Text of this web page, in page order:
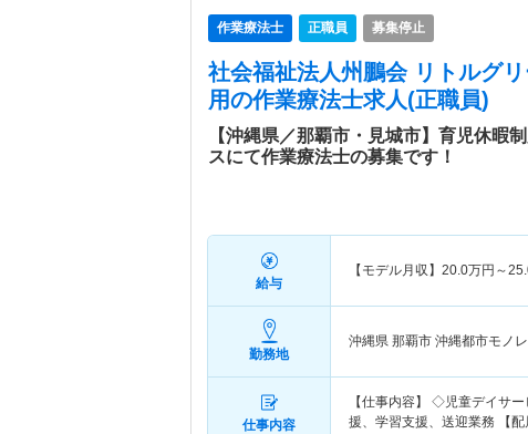
作業療法士 正職員 募集停止
社会福祉法人州鵬会 リトルグ
用の作業療法士求人(正職員)
【沖縄県／那覇市・見城市】育児休暇
スにて作業療法士の募集です！
給与
【モデル月収】 20.0万円～
勤務地
沖縄県 那覇市 沖縄都市モノ
仕事内容
【仕事内容】 ◇児童デイサ
援、学習支援、送迎業務 【